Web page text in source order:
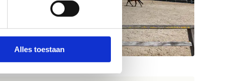
Alles toestaan